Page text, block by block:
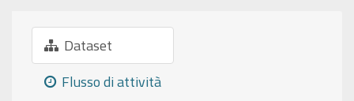
Dataset
Flusso di attività